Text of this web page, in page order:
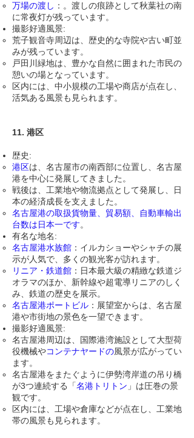
万場の渡し ：。渡しの痕跡として秋葉社の南
に常夜灯が残っています。
撮影好適風景:
荒子観音寺周辺は、歴史的な寺院や古い町並
みが残っています。
戸田川緑地は、豊かな自然に囲まれた市民の
憩いの場となっています。
区内には、中小規模の工場や商店が点在し、
活気ある風景も見られます。
11. 港区
歴史:
港区は、名古屋市の南西部に位置し、名古屋
港を中心に発展してきました。
戦後は、工業地や物流拠点として発展し、日
本の経済成長を支えました。
名古屋港の取扱貨物量、貿易額、自動車輸出
台数は日本一です。
有名な地名:
名古屋港水族館 ：イルカショーやシャチの展
示が人気で、多くの観光客が訪れます。
リニア・鉄道館 ：日本最大級の精緻な鉄道ジ
オラマのほか、新幹線や超電導リニアのしく
み、鉄道の歴史を展示。
名古屋港ポートビル ：展望室からは、名古屋
港や市街地の景色を一望できます。
撮影好適風景:
名古屋港周辺は、国際港湾施設として大型荷
役機械やコンテナヤードの風景が広がってい
ます。
名古屋港をまたぐように伊勢湾岸道の吊り橋
が3つ連続する「名港トリトン 」は圧巻の景
観です。
区内には、工場や倉庫などが点在し、工業地
帯の風景も見られます。